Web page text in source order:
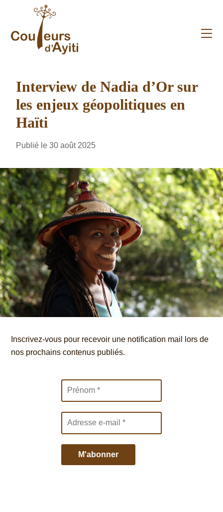
content
Interview de Nadia d’Or sur
les enjeux géopolitiques en
Haïti
Publié le 30 août 2025
Inscrivez-vous pour recevoir une notification mail lors de
nos prochains contenus publiés.